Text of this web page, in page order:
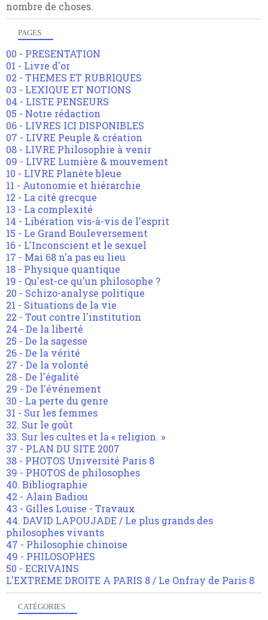
nombre de choses.
PAGES
00 - PRESENTATION
01 - Livre d'or
02 - THEMES ET RUBRIQUES
03 - LEXIQUE ET NOTIONS
04 - LISTE PENSEURS
05 - Notre rédaction
06 - LIVRES ICI DISPONIBLES
07 - LIVRE Peuple & création
08 - LIVRE Philosophie à venir
09 - LIVRE Lumière & mouvement
10 - LIVRE Planète bleue
11 - Autonomie et hiérarchie
12 - La cité grecque
13 - La complexité
14 - Libération vis-à-vis de l'esprit
15 - Le Grand Bouleversement
16 - L'Inconscient et le sexuel
17 - Mai 68 n'a pas eu lieu
18 - Physique quantique
19 - Qu'est-ce qu'un philosophe ?
20 - Schizo-analyse politique
21 - Situations de la vie
22 - Tout contre l'institution
24 - De la liberté
25 - De la sagesse
26 - De la vérité
27 - De la volonté
28 - De l'égalité
29 - De l'événement
30 - La perte du genre
31 - Sur les femmes
32. Sur le goût
33. Sur les cultes et la « religion. »
37 - PLAN DU SITE 2007
38 - PHOTOS Université Paris 8
39 - PHOTOS de philosophes
40. Bibliographie
42 - Alain Badiou
43 - Gilles Louise - Travaux
44. DAVID LAPOUJADE / Le plus grands des
philosophes vivants
47 - Philosophie chinoise
49 - PHILOSOPHES
50 - ECRIVAINS
L'EXTREME DROITE A PARIS 8 / Le Onfray de Paris 8
CATÉGORIES